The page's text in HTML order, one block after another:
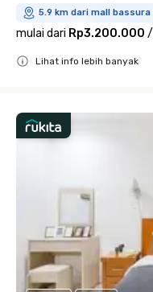
5.9 km dari mall bassura
mulai dari Rp3.200.000 /
Lihat info lebih banyak